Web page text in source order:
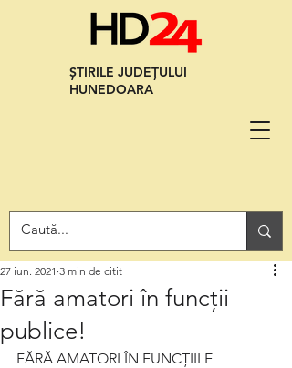
ȘTIRILE JUDEȚULUI
HUNEDOARA
Fără amatori în funcții
publice!
27 iun. 2021 3 min de citit
FĂRĂ AMATORI ÎN FUNCȚIILE